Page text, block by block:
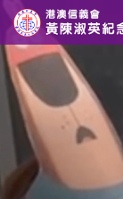
Skip to content